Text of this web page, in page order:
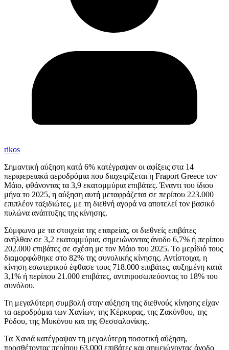
rikos
Σημαντική αύξηση κατά 6% κατέγραψαν οι αφίξεις στα 14
περιφερειακά αεροδρόμια που διαχειρίζεται η Fraport Greece τον
Μάιο, φθάνοντας τα 3,9 εκατομμύρια επιβάτες. Έναντι του ίδιου
μήνα το 2025, η αύξηση αυτή μεταφράζεται σε περίπου 223.000
επιπλέον ταξιδιώτες, με τη διεθνή αγορά να αποτελεί τον βασικό
πυλώνα ανάπτυξης της κίνησης.
Σύμφωνα με τα στοιχεία της εταιρείας, οι διεθνείς επιβάτες
ανήλθαν σε 3,2 εκατομμύρια, σημειώνοντας άνοδο 6,7% ή περίπου
202.000 επιβάτες σε σχέση με τον Μάιο του 2025. Το μερίδιό τους
διαμορφώθηκε στο 82% της συνολικής κίνησης. Αντίστοιχα, η
κίνηση εσωτερικού έφθασε τους 718.000 επιβάτες, αυξημένη κατά
3,1% ή περίπου 21.000 επιβάτες, αντιπροσωπεύοντας το 18% του
συνόλου.
Τη μεγαλύτερη συμβολή στην αύξηση της διεθνούς κίνησης είχαν
τα αεροδρόμια των Χανίων, της Κέρκυρας, της Ζακύνθου, της
Ρόδου, της Μυκόνου και της Θεσσαλονίκης.
Τα Χανιά κατέγραψαν τη μεγαλύτερη ποσοτική αύξηση,
προσθέτοντας περίπου 63.000 επιβάτες και σημειώνοντας άνοδο